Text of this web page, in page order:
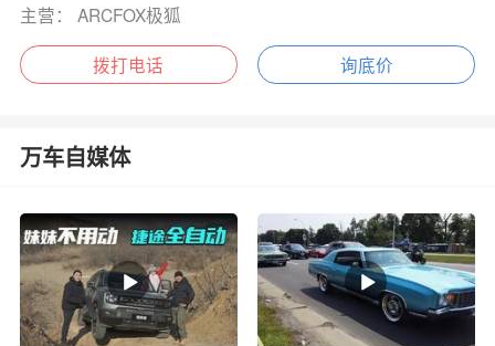
主营： ARCFOX极狐
拨打电话 询底价
万车自媒体